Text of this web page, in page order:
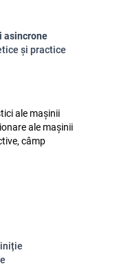
asincrone
și practice
ale mașinii
ale mașinii
câmp